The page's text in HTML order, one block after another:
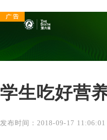
学生吃好营
发布时间：2018-09-17